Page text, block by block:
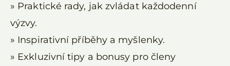
» Praktické rady, jak zvládat každodenní
výzvy.
» Inspirativní příběhy a myšlenky.
» Exkluzivní tipy a bonusy pro členy